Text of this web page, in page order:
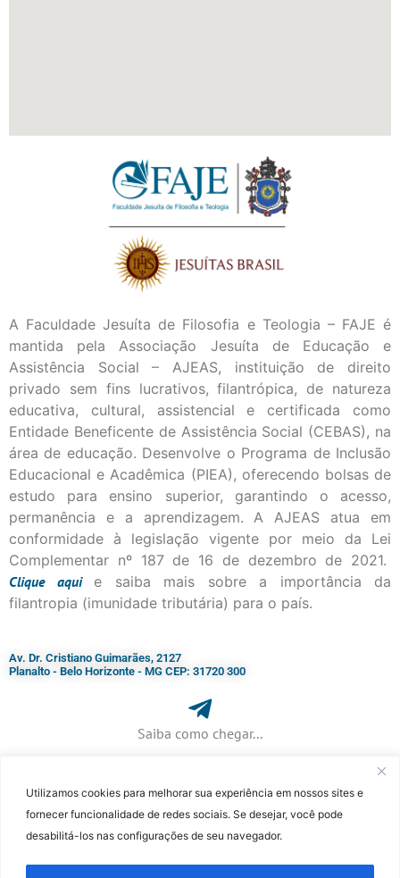
Utilizamos cookies para melhorar sua experiência em nossos sites e
fornecer funcionalidade de redes sociais. Se desejar, você pode
desabilitá-los nas configurações de seu navegador.
A Faculdade Jesuíta de Filosofia e Teologia – FAJE é
mantida pela Associação Jesuíta de Educação e
Assistência Social – AJEAS, instituição de direito
privado sem fins lucrativos, filantrópica, de natureza
educativa, cultural, assistencial e certificada como
Entidade Beneficente de Assistência Social (CEBAS), na
área de educação. Desenvolve o Programa de Inclusão
Educacional e Acadêmica (PIEA), oferecendo bolsas de
estudo para ensino superior, garantindo o acesso,
permanência e a aprendizagem. A AJEAS atua em
conformidade à legislação vigente por meio da Lei
Complementar nº 187 de 16 de dezembro de 2021.
Cliqueaqui
e saiba mais sobre a importância da
filantropia (imunidade tributária) para o país.
Av. Dr. Cristiano Guimarães, 2127
Planalto - Belo Horizonte - MG CEP: 31720 300
Saiba como chegar...
+ 55 (31) 3115-7000​
Patrick de Souza